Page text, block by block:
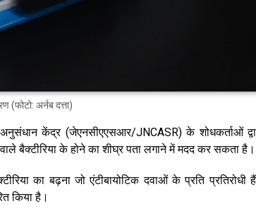
(फोटो: अर्नब दत्ता)
केंद्र (जेएनसीएएसआर/JNCASR) के शोधकर्ताओं
बैक्टीरिया के होने का शीघ्र पता लगाने में मदद कर सकता है।
का बढ़ना जो एंटीबायोटिक दवाओं के प्रति प्रतिरोधी
किया है।